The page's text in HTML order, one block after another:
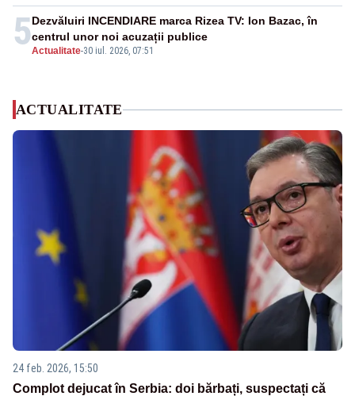
5Actualitate-30 iul. 2026, 07:51
Dezvăluiri INCENDIARE marca Rizea TV: Ion Bazac, în
centrul unor noi acuzații publice
ACTUALITATE
24 feb. 2026, 15:50
Complot dejucat în Serbia: doi bărbați, suspectați că